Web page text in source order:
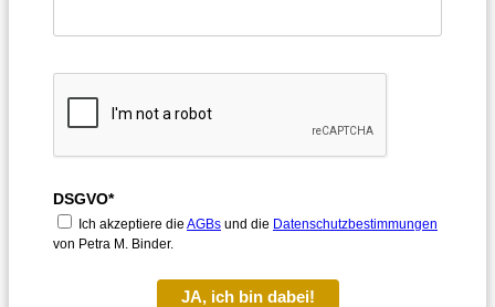
DSGVO*
Ich akzeptiere die AGBs und die Datenschutzbestimmungen
von Petra M. Binder.
JA, ich bin dabei!